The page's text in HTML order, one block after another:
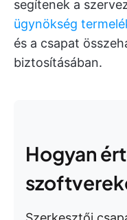
segítenek a
ügynökség
és a csapat
biztosításában.
Hogyan